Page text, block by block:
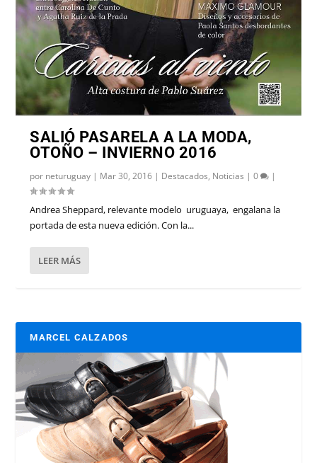
SALIÓ PASARELA A LA MODA,
OTOÑO – INVIERNO 2016
por neturuguay | Mar 30, 2016 | Destacados, Noticias |0 |
Andrea Sheppard, relevante modelo uruguaya, engalana la
portada de esta nueva edición. Con la...
LEER MÁS
MARCEL CALZADOS